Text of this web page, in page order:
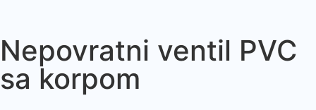
Nepovratni ventil PVC
sa korpom